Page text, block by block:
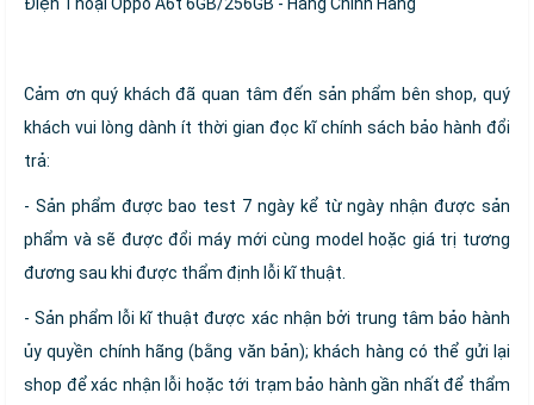
Cảm ơn quý khách đã quan tâm đến sản phẩm bên shop, quý
khách vui lòng dành ít thời gian đọc kĩ chính sách bảo hành đổi
trả:
- Sản phẩm được bao test 7 ngày kể từ ngày nhận được sản
phẩm và sẽ được đổi máy mới cùng model hoặc giá trị tương
đương sau khi được thẩm định lỗi kĩ thuật.
- Sản phẩm lỗi kĩ thuật được xác nhận bởi trung tâm bảo hành
ủy quyền chính hãng (bằng văn bản); khách hàng có thể gửi lại
shop để xác nhận lỗi hoặc tới trạm bảo hành gần nhất để thẩm